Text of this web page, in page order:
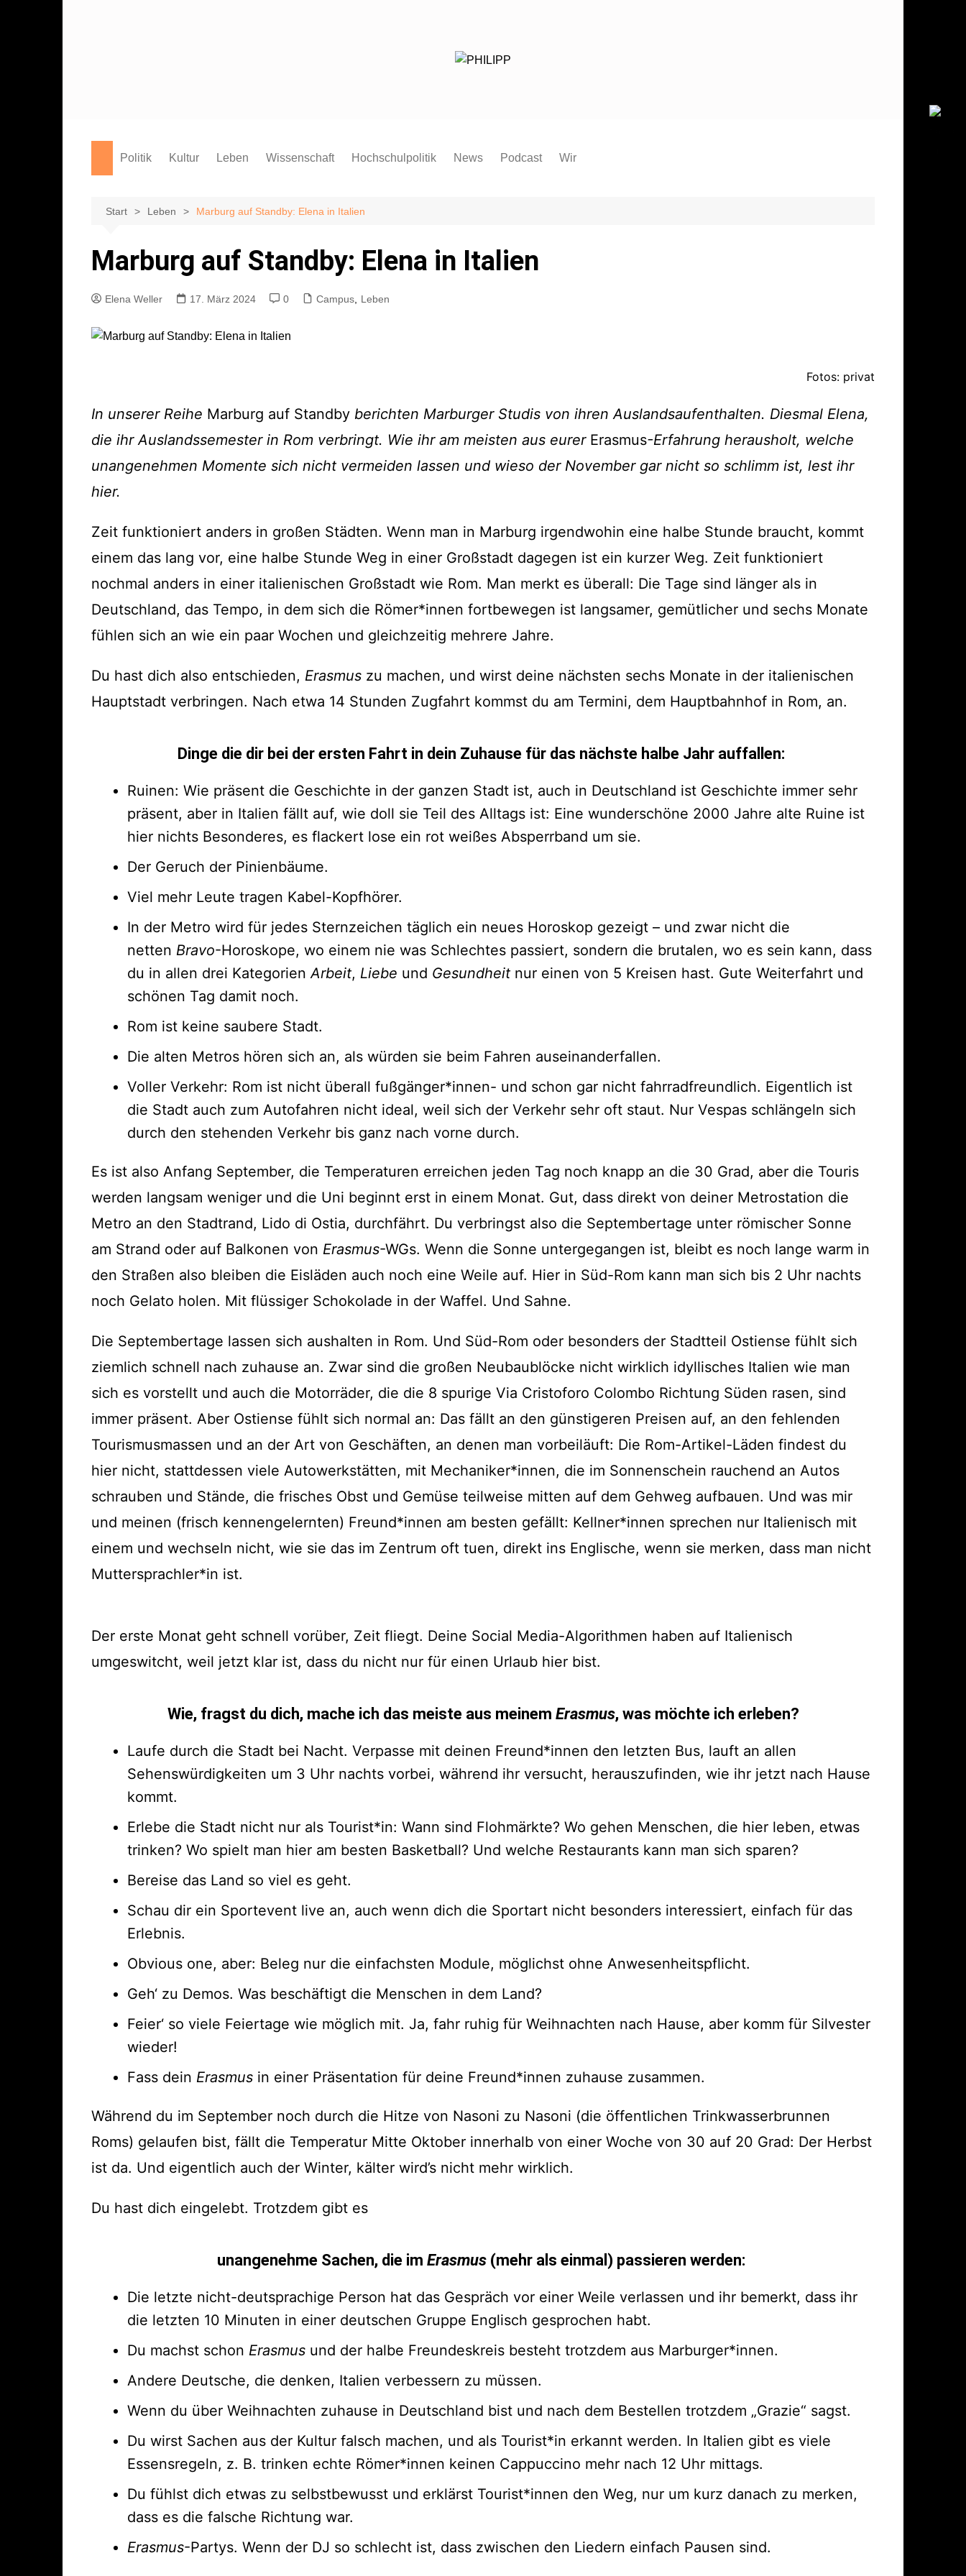
Politik Kultur
Theater
Musik
Leben
Campus
Endgegner*in
Wissenschaft Hochschulpolitik News Podcast Wir
Start Leben Marburg auf Standby: Elena in Italien
Marburg auf Standby: Elena in Italien
Elena Weller 17. März 2024 0 Campus, Leben
Fotos: privat
In unserer Reihe Marburg auf Standby berichten Marburger Studis von ihren Auslandsaufenthalten. Diesmal Elena,
die ihr Auslandssemester in Rom verbringt. Wie ihr am meisten aus eurer Erasmus-Erfahrung herausholt, welche
unangenehmen Momente sich nicht vermeiden lassen und wieso der November gar nicht so schlimm ist, lest ihr
hier.
Zeit funktioniert anders in großen Städten. Wenn man in Marburg irgendwohin eine halbe Stunde braucht, kommt
einem das lang vor, eine halbe Stunde Weg in einer Großstadt dagegen ist ein kurzer Weg. Zeit funktioniert
nochmal anders in einer italienischen Großstadt wie Rom. Man merkt es überall: Die Tage sind länger als in
Deutschland, das Tempo, in dem sich die Römer*innen fortbewegen ist langsamer, gemütlicher und sechs Monate
fühlen sich an wie ein paar Wochen und gleichzeitig mehrere Jahre.
Du hast dich also entschieden, Erasmus zu machen, und wirst deine nächsten sechs Monate in der italienischen
Hauptstadt verbringen. Nach etwa 14 Stunden Zugfahrt kommst du am Termini, dem Hauptbahnhof in Rom, an.
Dinge die dir bei der ersten Fahrt in dein Zuhause für das nächste halbe Jahr auffallen:
Ruinen: Wie präsent die Geschichte in der ganzen Stadt ist, auch in Deutschland ist Geschichte immer sehr
präsent, aber in Italien fällt auf, wie doll sie Teil des Alltags ist: Eine wunderschöne 2000 Jahre alte Ruine ist
hier nichts Besonderes, es flackert lose ein rot weißes Absperrband um sie.
Der Geruch der Pinienbäume.
Viel mehr Leute tragen Kabel-Kopfhörer.
In der Metro wird für jedes Sternzeichen täglich ein neues Horoskop gezeigt – und zwar nicht die
netten Bravo-Horoskope, wo einem nie was Schlechtes passiert, sondern die brutalen, wo es sein kann, dass
du in allen drei Kategorien Arbeit, Liebe und Gesundheit nur einen von 5 Kreisen hast. Gute Weiterfahrt und
schönen Tag damit noch.
Rom ist keine saubere Stadt.
Die alten Metros hören sich an, als würden sie beim Fahren auseinanderfallen.
Voller Verkehr: Rom ist nicht überall fußgänger*innen- und schon gar nicht fahrradfreundlich. Eigentlich ist
die Stadt auch zum Autofahren nicht ideal, weil sich der Verkehr sehr oft staut. Nur Vespas schlängeln sich
durch den stehenden Verkehr bis ganz nach vorne durch.
Es ist also Anfang September, die Temperaturen erreichen jeden Tag noch knapp an die 30 Grad, aber die Touris
werden langsam weniger und die Uni beginnt erst in einem Monat. Gut, dass direkt von deiner Metrostation die
Metro an den Stadtrand, Lido di Ostia, durchfährt. Du verbringst also die Septembertage unter römischer Sonne
am Strand oder auf Balkonen von Erasmus-WGs. Wenn die Sonne untergegangen ist, bleibt es noch lange warm in
den Straßen also bleiben die Eisläden auch noch eine Weile auf. Hier in Süd-Rom kann man sich bis 2 Uhr nachts
noch Gelato holen. Mit flüssiger Schokolade in der Waffel. Und Sahne.
Die Septembertage lassen sich aushalten in Rom. Und Süd-Rom oder besonders der Stadtteil Ostiense fühlt sich
ziemlich schnell nach zuhause an. Zwar sind die großen Neubaublöcke nicht wirklich idyllisches Italien wie man
sich es vorstellt und auch die Motorräder, die die 8 spurige Via Cristoforo Colombo Richtung Süden rasen, sind
immer präsent. Aber Ostiense fühlt sich normal an: Das fällt an den günstigeren Preisen auf, an den fehlenden
Tourismusmassen und an der Art von Geschäften, an denen man vorbeiläuft: Die Rom-Artikel-Läden findest du
hier nicht, stattdessen viele Autowerkstätten, mit Mechaniker*innen, die im Sonnenschein rauchend an Autos
schrauben und Stände, die frisches Obst und Gemüse teilweise mitten auf dem Gehweg aufbauen. Und was mir
und meinen (frisch kennengelernten) Freund*innen am besten gefällt: Kellner*innen sprechen nur Italienisch mit
einem und wechseln nicht, wie sie das im Zentrum oft tuen, direkt ins Englische, wenn sie merken, dass man nicht
Muttersprachler*in ist.
Der erste Monat geht schnell vorüber, Zeit fliegt. Deine Social Media-Algorithmen haben auf Italienisch
umgeswitcht, weil jetzt klar ist, dass du nicht nur für einen Urlaub hier bist.
Wie, fragst du dich, mache ich das meiste aus meinem Erasmus, was möchte ich erleben?
Laufe durch die Stadt bei Nacht. Verpasse mit deinen Freund*innen den letzten Bus, lauft an allen
Sehenswürdigkeiten um 3 Uhr nachts vorbei, während ihr versucht, herauszufinden, wie ihr jetzt nach Hause
kommt.
Erlebe die Stadt nicht nur als Tourist*in: Wann sind Flohmärkte? Wo gehen Menschen, die hier leben, etwas
trinken? Wo spielt man hier am besten Basketball? Und welche Restaurants kann man sich sparen?
Bereise das Land so viel es geht.
Schau dir ein Sportevent live an, auch wenn dich die Sportart nicht besonders interessiert, einfach für das
Erlebnis.
Obvious one, aber: Beleg nur die einfachsten Module, möglichst ohne Anwesenheitspflicht.
Geh‘ zu Demos. Was beschäftigt die Menschen in dem Land?
Feier‘ so viele Feiertage wie möglich mit. Ja, fahr ruhig für Weihnachten nach Hause, aber komm für Silvester
wieder!
Fass dein Erasmus in einer Präsentation für deine Freund*innen zuhause zusammen.
Während du im September noch durch die Hitze von Nasoni zu Nasoni (die öffentlichen Trinkwasserbrunnen
Roms) gelaufen bist, fällt die Temperatur Mitte Oktober innerhalb von einer Woche von 30 auf 20 Grad: Der Herbst
ist da. Und eigentlich auch der Winter, kälter wird’s nicht mehr wirklich.
Du hast dich eingelebt. Trotzdem gibt es
unangenehme Sachen, die im Erasmus (mehr als einmal) passieren werden:
Die letzte nicht-deutsprachige Person hat das Gespräch vor einer Weile verlassen und ihr bemerkt, dass ihr
die letzten 10 Minuten in einer deutschen Gruppe Englisch gesprochen habt.
Du machst schon Erasmus und der halbe Freundeskreis besteht trotzdem aus Marburger*innen.
Andere Deutsche, die denken, Italien verbessern zu müssen.
Wenn du über Weihnachten zuhause in Deutschland bist und nach dem Bestellen trotzdem „Grazie“ sagst.
Du wirst Sachen aus der Kultur falsch machen, und als Tourist*in erkannt werden. In Italien gibt es viele
Essensregeln, z. B. trinken echte Römer*innen keinen Cappuccino mehr nach 12 Uhr mittags.
Du fühlst dich etwas zu selbstbewusst und erklärst Tourist*innen den Weg, nur um kurz danach zu merken,
dass es die falsche Richtung war.
Erasmus-Partys. Wenn der DJ so schlecht ist, dass zwischen den Liedern einfach Pausen sind.